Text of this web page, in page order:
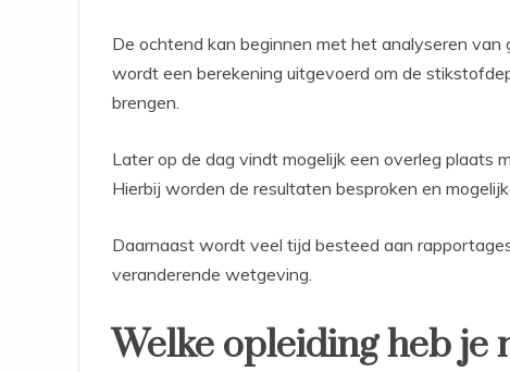
De ochtend kan beginnen met het analyseren
wordt een berekening uitgevoerd om de
brengen.
Later op de dag vindt mogelijk een overleg plaats
Hierbij worden de resultaten besproken en
Daarnaast wordt veel tijd besteed aan
veranderende wetgeving.
Welke opleiding heb je